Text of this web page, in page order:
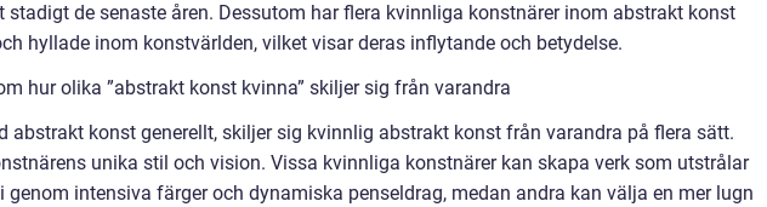
stadigt de senaste åren. Dessutom har flera kvinnliga konstnärer inom abstrakt konst
hyllade inom konstvärlden, vilket visar deras inflytande och betydelse.
hur olika ”abstrakt konst kvinna” skiljer sig från varandra
abstrakt konst generellt, skiljer sig kvinnlig abstrakt konst från varandra på flera sätt.
unika stil och vision. Vissa kvinnliga konstnärer kan skapa verk som utstrålar
genom intensiva färger och dynamiska penseldrag, medan andra kan välja en mer lugn